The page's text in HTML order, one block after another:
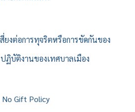
ยงต่อการทุจริตหรือการขัดกันของ
ฏิบัติงานของเทศบาลเมือง
Gift Policy